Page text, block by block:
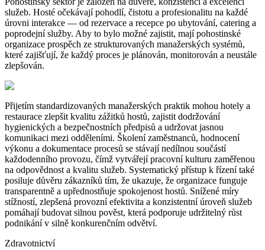
služeb. Hosté očekávají pohodlí, čistotu a profesionalitu na každé
úrovni interakce — od rezervace a recepce po ubytování, catering a
poprodejní služby. Aby to bylo možné zajistit, mají pohostinské
organizace prospěch ze strukturovaných manažerských systémů,
které zajišťují, že každý proces je plánován, monitorován a neustále
zlepšován.
Přijetím standardizovaných manažerských praktik mohou hotely a
restaurace zlepšit kvalitu zážitků hostů, zajistit dodržování
hygienických a bezpečnostních předpisů a udržovat jasnou
komunikaci mezi odděleními. Školení zaměstnanců, hodnocení
výkonu a dokumentace procesů se stávají nedílnou součástí
každodenního provozu, čímž vytvářejí pracovní kulturu zaměřenou
na odpovědnost a kvalitu služeb. Systematický přístup k řízení také
posiluje důvěru zákazníků tím, že ukazuje, že organizace funguje
transparentně a upřednostňuje spokojenost hostů. Snížené míry
stížností, zlepšená provozní efektivita a konzistentní úroveň služeb
pomáhají budovat silnou pověst, která podporuje udržitelný růst
podnikání v silně konkurenčním odvětví.
Zdravotnictví